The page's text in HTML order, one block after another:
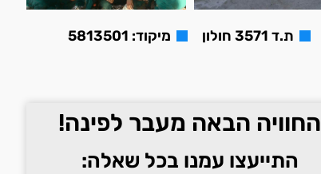
ת.ד 3571 חולון מיקוד: 5813501
החוויה הבאה מעבר לפינה!
התייעצו עמנו בכל שאלה: